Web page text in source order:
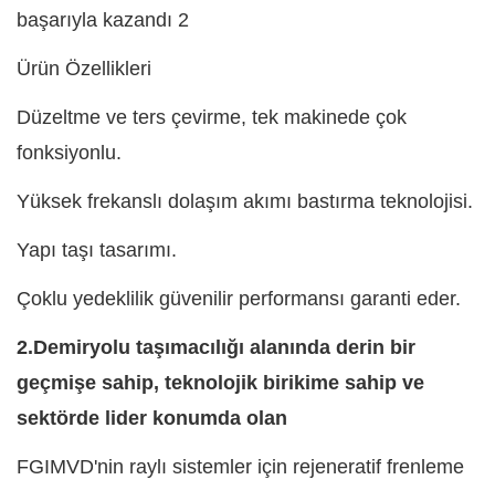
Ürün Özellikleri
Düzeltme ve ters çevirme, tek makinede çok
fonksiyonlu.
Yüksek frekanslı dolaşım akımı bastırma teknolojisi.
Yapı taşı tasarımı.
Çoklu yedeklilik güvenilir performansı garanti eder.
2.Demiryolu taşımacılığı alanında derin bir
geçmişe sahip, teknolojik birikime sahip ve
sektörde lider konumda olan
FGIMVD'nin raylı sistemler için rejeneratif frenleme